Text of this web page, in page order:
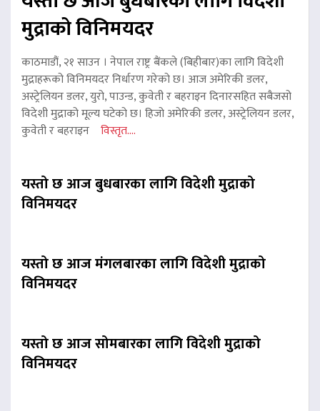
मुद्राको विनिमयदर
काठमाडौं, २१ साउन । नेपाल राष्ट्र बैंकले (बिहीबार)का लागि विदेशी
मुद्राहरूको विनिमयदर निर्धारण गरेको छ। आज अमेरिकी डलर,
अस्ट्रेलियन डलर, युरो, पाउन्ड, कुवेती र बहराइन दिनारसहित सबैजसो
विदेशी मुद्राको मूल्य घटेको छ। हिजो अमेरिकी डलर, अस्ट्रेलियन डलर,
कुवेती र बहराइन विस्तृत....
यस्तो छ आज बुधबारका लागि विदेशी मुद्राको
विनिमयदर
यस्तो छ आज मंगलबारका लागि विदेशी मुद्राको
विनिमयदर
यस्तो छ आज सोमबारका लागि विदेशी मुद्राको
विनिमयदर